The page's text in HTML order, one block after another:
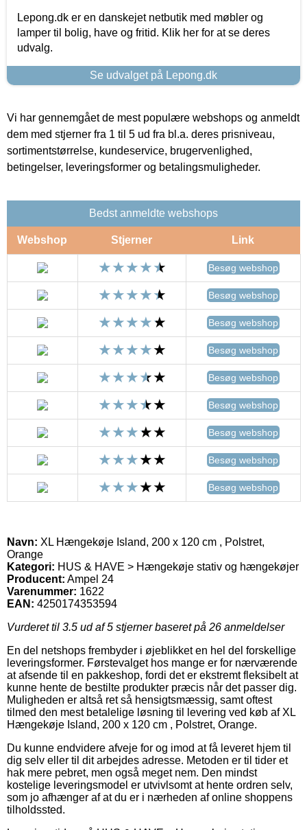
Lepong.dk er en danskejet netbutik med møbler og
lamper til bolig, have og fritid. Klik her for at se deres
udvalg.
Se udvalget på Lepong.dk
Vi har gennemgået de mest populære webshops og anmeldt
dem med stjerner fra 1 til 5 ud fra bl.a. deres prisniveau,
sortimentstørrelse, kundeservice, brugervenlighed,
betingelser, leveringsformer og betalingsmuligheder.
Bedst anmeldte webshops
Webshop Stjerner Link
Besøg webshop
Besøg webshop
Besøg webshop
Besøg webshop
Besøg webshop
Besøg webshop
Besøg webshop
Besøg webshop
Besøg webshop
Navn: XL Hængekøje Island, 200 x 120 cm , Polstret,
Orange
Kategori: HUS & HAVE > Hængekøje stativ og hængekøjer
Producent: Ampel 24
Varenummer: 1622
EAN: 4250174353594
Vurderet til 3.5 ud af 5 stjerner baseret på 26 anmeldelser
En del netshops frembyder i øjeblikket en hel del forskellige
leveringsformer. Førstevalget hos mange er for nærværende
at afsende til en pakkeshop, fordi det er ekstremt fleksibelt at
kunne hente de bestilte produkter præcis når det passer dig.
Muligheden er altså ret så hensigtsmæssig, samt oftest
tilmed den mest betalelige løsning til levering ved køb af XL
Hængekøje Island, 200 x 120 cm , Polstret, Orange.
Du kunne endvidere afveje for og imod at få leveret hjem til
dig selv eller til dit arbejdes adresse. Metoden er til tider et
hak mere pebret, men også meget nem. Den mindst
kostelige leveringsmodel er utvivlsomt at hente ordren selv,
som jo afhænger af at du er i nærheden af online shoppens
tilholdssted.